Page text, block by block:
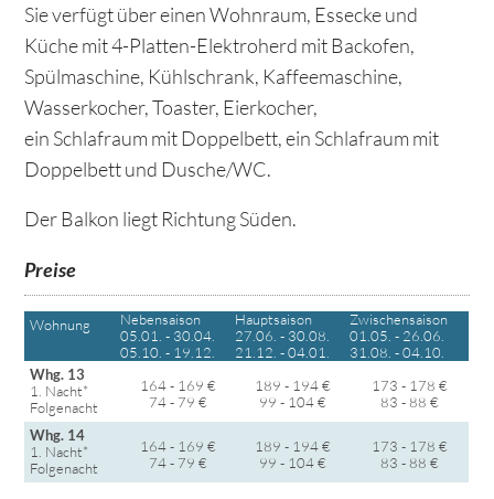
Sie verfügt über einen Wohnraum, Essecke und
Küche mit 4-Platten-Elektroherd mit Backofen,
Spülmaschine, Kühlschrank, Kaffeemaschine,
Wasserkocher, Toaster, Eierkocher,
ein Schlafraum mit Doppelbett, ein Schlafraum mit
Doppelbett und Dusche/WC.
Der Balkon liegt Richtung Süden.
Preise
Wohnung
Nebensaison
05.01. - 30.04.
05.10. - 19.12.
Hauptsaison
27.06. - 30.08.
21.12. - 04.01.
Zwischensaison
01.05. - 26.06.
31.08. - 04.10.
Whg. 13
1. Nacht*
Folgenacht
164 - 169 €
74 - 79 €
189 - 194 €
99 - 104 €
173 - 178 €
83 - 88 €
Whg. 14
1. Nacht*
Folgenacht
164 - 169 €
74 - 79 €
189 - 194 €
99 - 104 €
173 - 178 €
83 - 88 €